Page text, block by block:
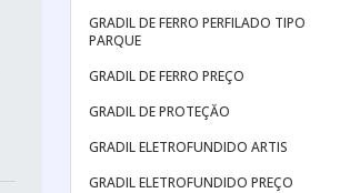
GRADIL DE FERRO PERFILADO TIPO
PARQUE
GRADIL DE FERRO PREÇO
GRADIL DE PROTEÇĂO
GRADIL ELETROFUNDIDO ARTIS
GRADIL ELETROFUNDIDO PREÇO